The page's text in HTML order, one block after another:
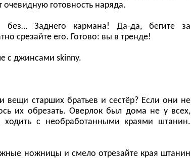
очевидную готовность наряда.
Заднего кармана! Да-да, бегите за
срезайте его. Готово: вы в тренде!
с джинсами skinny.
вещи старших братьев и сестёр? Если они не
их обрезать. Оверлок был дома не у всех,
ходить с необработанными краями штанин.
ножницы и смело отрезайте края штанин